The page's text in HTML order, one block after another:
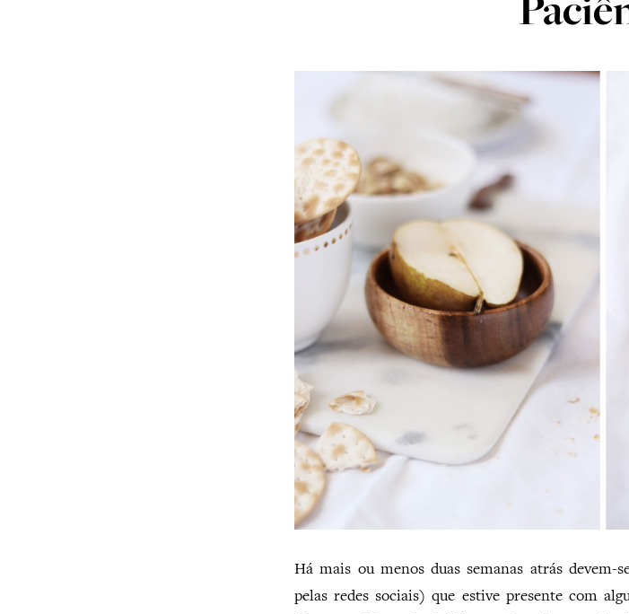
Há mais ou menos duas semanas atrás devem-
pelas redes sociais) que estive presente com